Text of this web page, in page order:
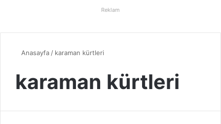
Reklam
Anasayfa / karaman kürtleri
karaman kürtleri